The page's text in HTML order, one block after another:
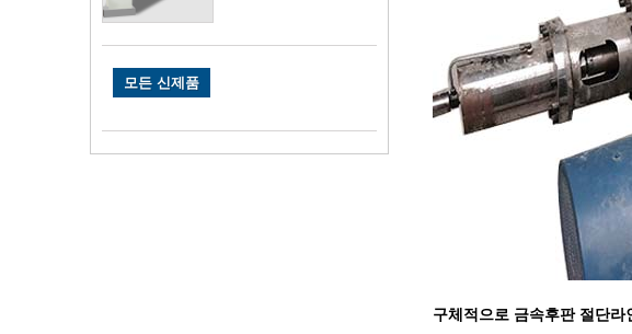
모든 신제품
구체적으로 금속후판 절단